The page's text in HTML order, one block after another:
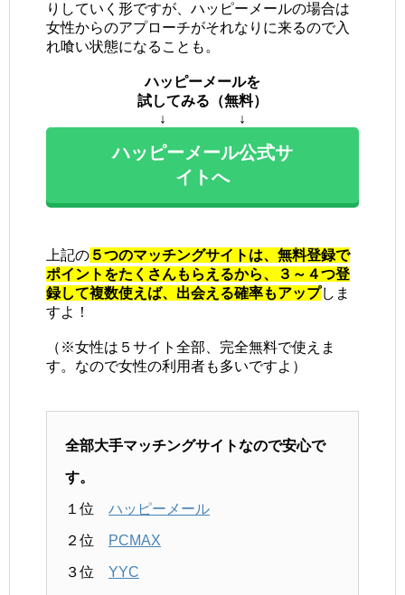
りしていく形ですが、ハッピーメールの場合は
女性からのアプローチがそれなりに来るので入
れ喰い状態になることも。
ハッピーメールを
試してみる（無料）
↓ ↓
ハッピーメール公式サ
イトへ
上記の ５つのマッチングサイトは、無料登録で
ポイントをたくさんもらえるから、３～４つ登
録して複数使えば、出会える確率もアップしま
すよ！
（※女性は５サイト全部、完全無料で使えま
す。なので女性の利用者も多いですよ）
全部大手マッチングサイトなので安心で
す。
１位 ハッピーメール
２位 PCMAX
３位 YYC